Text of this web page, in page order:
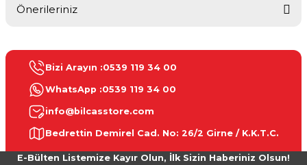
Önerileriniz
konularda yetersiz gördüğünüz noktaları öneri formunu kullanarak
tarafımıza iletebilirsiniz.
Görüş ve önerileriniz için teşekkür ederiz.
Ürün resmi kalitesiz, bozuk veya görüntülenemiyor.
Ürün açıklamasında eksik bilgiler bulunuyor.
Ürün bilgilerinde hatalar bulunuyor.
Bizi Arayın :0539 119 34 00
WhatsApp :0539 119 34 00
info@bilcasstore.com
Bedrettin Demirel Cad. No: 26/2 Girne / K.K.T.C.
E-Bülten Listemize Kayır Olun, İlk Sizin Haberiniz Olsun!